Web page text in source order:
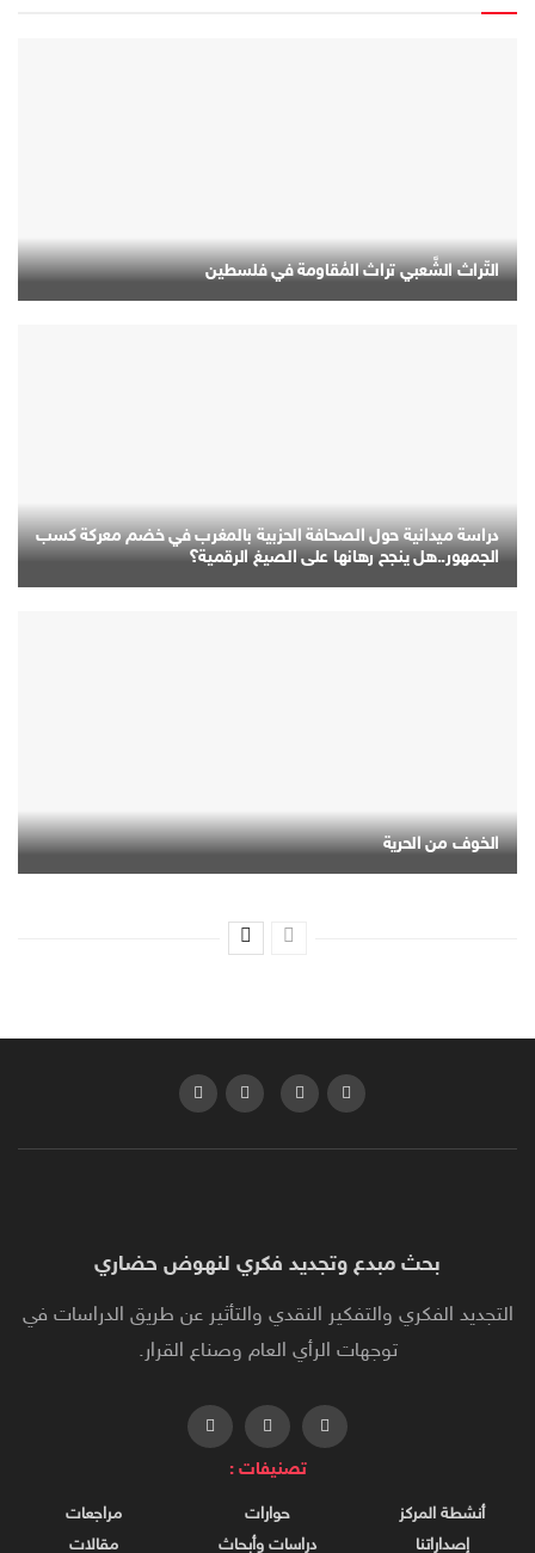
التّراث الشَّعبي تراث المُقاومة في فلسطين
دراسة ميدانية حول الصحافة الحزبية بالمغرب في خضم معركة كسب
الجمهور..هل ينجح رهانها على الصيغ الرقمية؟
الخوف من الحرية
بحث مبدع وتجديد فكري لنهوض حضاري
التجديد الفكري والتفكير النقدي والتأثير عن طريق الدراسات في
توجهات الرأي العام وصناع القرار.
تصنيفات :
أنشطة المركز
إصداراتنا
حوارات
دراسات وأبحاث
مراجعات
مقالات